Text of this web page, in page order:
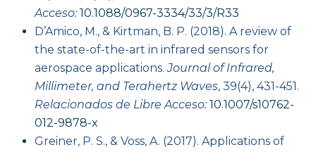
Acceso: 10.1088/0967-3334/33/3/R33
D’Amico, M., & Kirtman, B. P. (2018). A review of
the state-of-the-art in infrared sensors for
aerospace applications.Journal of Infrared,
Millimeter, and Terahertz Waves, 39(4), 431-451.
Relacionados de Libre Acceso: 10.1007/s10762-
012-9878-x
Greiner, P. S., & Voss, A. (2017). Applications of